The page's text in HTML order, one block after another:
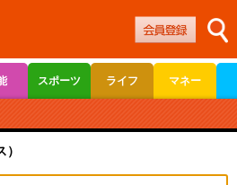
スポーツ ライフ マネー